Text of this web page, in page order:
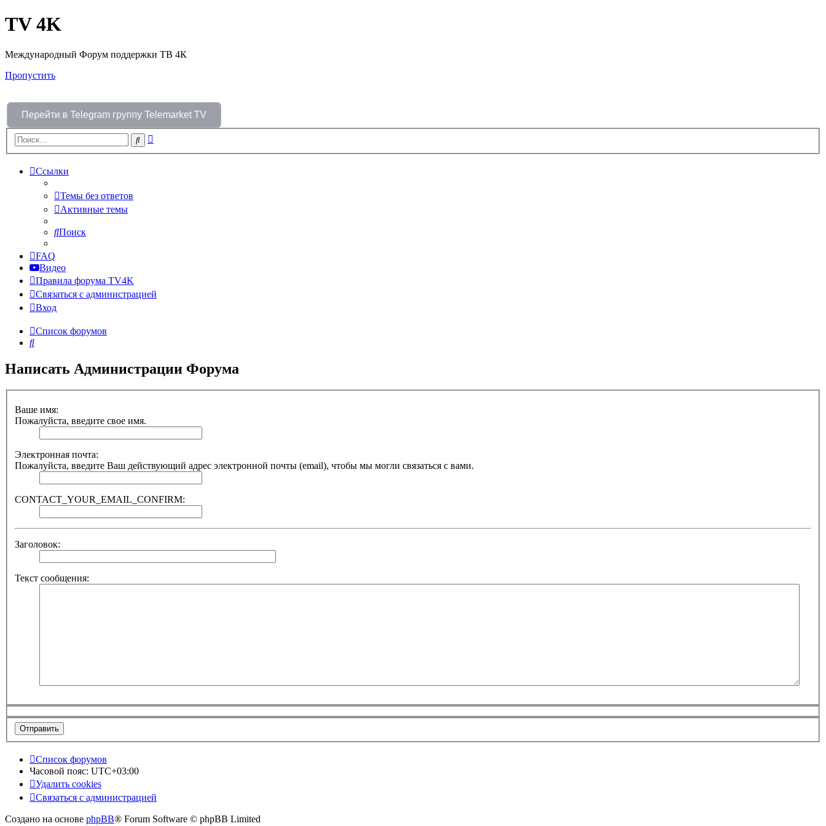
TV 4K
Международный Форум поддержки ТВ 4К
Пропустить
Перейти в Telegram группу Telemarket TV
Поиск
Ссылки
Темы без ответов
Активные темы
Поиск
FAQ
Видео
Правила форума TV4K
Связаться с администрацией
Вход
Список форумов
Поиск
Написать Администрации Форума
Ваше имя:
Пожалуйста, введите свое имя.
Электронная почта:
Пожалуйста, введите Ваш действующий адрес электронной почты (email), чтобы мы могли связаться с вами.
CONTACT_YOUR_EMAIL_CONFIRM:
Заголовок:
Текст сообщения:
Список форумов
Часовой пояс: UTC+03:00
Удалить cookies
Связаться с администрацией
Создано на основе phpBB® Forum Software © phpBB Limited